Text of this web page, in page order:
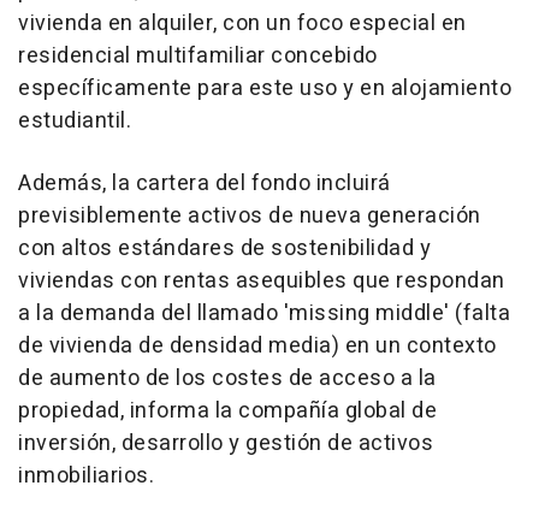
vivienda en alquiler, con un foco especial en
residencial multifamiliar concebido
específicamente para este uso y en alojamiento
estudiantil.
Además, la cartera del fondo incluirá
previsiblemente activos de nueva generación
con altos estándares de sostenibilidad y
viviendas con rentas asequibles que respondan
a la demanda del llamado 'missing middle' (falta
de vivienda de densidad media) en un contexto
de aumento de los costes de acceso a la
propiedad, informa la compañía global de
inversión, desarrollo y gestión de activos
inmobiliarios.